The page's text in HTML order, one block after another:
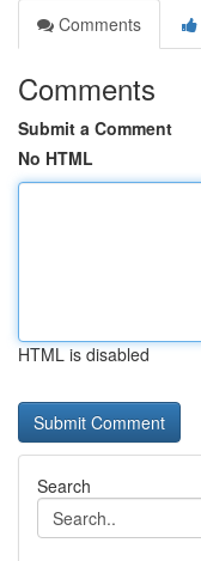
Comments
Comments
Submit a Comment
No HTML
HTML is disabled
Search